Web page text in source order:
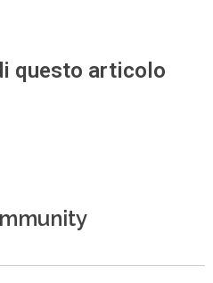
questo articolo